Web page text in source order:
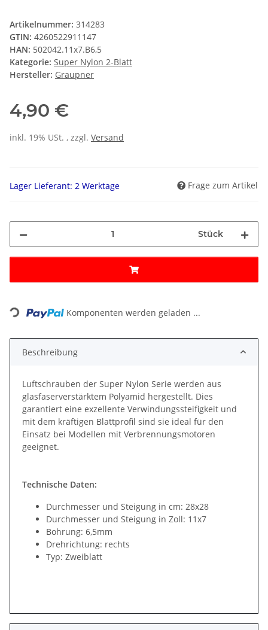
Artikelnummer: 314283
GTIN: 4260522911147
HAN: 502042.11x7.B6,5
Kategorie: Super Nylon 2-Blatt
Hersteller: Graupner
4,90 €
inkl. 19% USt. , zzgl. Versand
Lager Lieferant: 2 Werktage Frage zum Artikel
Stück
Loading... Komponenten werden geladen ...
Beschreibung
Luftschrauben der Super Nylon Serie werden aus
glasfaserverstärktem Polyamid hergestellt. Dies
garantiert eine exzellente Verwindungssteifigkeit und
mit dem kräftigen Blattprofil sind sie ideal für den
Einsatz bei Modellen mit Verbrennungsmotoren
geeignet.
Technische Daten:
Durchmesser und Steigung in cm: 28x28
Durchmesser und Steigung in Zoll: 11x7
Bohrung: 6,5mm
Drehrichtung: rechts
Typ: Zweiblatt